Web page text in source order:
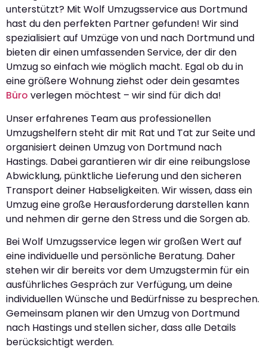
unterstützt? Mit Wolf Umzugsservice aus Dortmund
hast du den perfekten Partner gefunden! Wir sind
spezialisiert auf Umzüge von und nach Dortmund und
bieten dir einen umfassenden Service, der dir den
Umzug so einfach wie möglich macht. Egal ob du in
eine größere Wohnung ziehst oder dein gesamtes
Büro verlegen möchtest – wir sind für dich da!
Unser erfahrenes Team aus professionellen
Umzugshelfern steht dir mit Rat und Tat zur Seite und
organisiert deinen Umzug von Dortmund nach
Hastings. Dabei garantieren wir dir eine reibungslose
Abwicklung, pünktliche Lieferung und den sicheren
Transport deiner Habseligkeiten. Wir wissen, dass ein
Umzug eine große Herausforderung darstellen kann
und nehmen dir gerne den Stress und die Sorgen ab.
Bei Wolf Umzugsservice legen wir großen Wert auf
eine individuelle und persönliche Beratung. Daher
stehen wir dir bereits vor dem Umzugstermin für ein
ausführliches Gespräch zur Verfügung, um deine
individuellen Wünsche und Bedürfnisse zu besprechen.
Gemeinsam planen wir den Umzug von Dortmund
nach Hastings und stellen sicher, dass alle Details
berücksichtigt werden.